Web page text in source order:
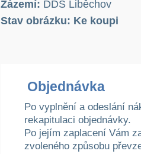
Zázemí: DDŠ Liběchov
Stav obrázku: Ke koupi
Objednávka
Po vyplnění a odeslání
rekapitulaci objednávky.
Po jejím zaplacení Vám
zvoleného způsobu